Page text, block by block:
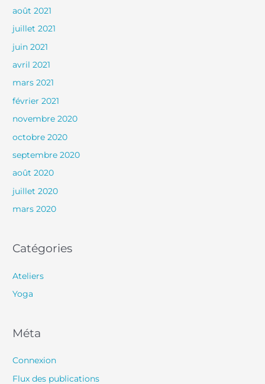
août 2021
juillet 2021
juin 2021
avril 2021
mars 2021
février 2021
novembre 2020
octobre 2020
septembre 2020
août 2020
juillet 2020
mars 2020
Catégories
Ateliers
Yoga
Méta
Connexion
Flux des publications